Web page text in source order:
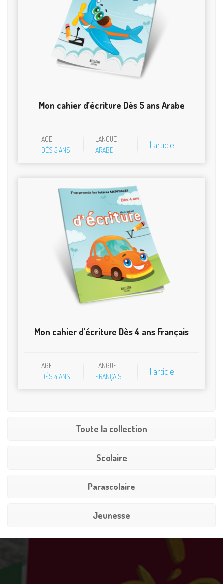
Mon cahier d’écriture Dès 5 ans Arabe
AGE
DÈS 5 ANS
LANGUE
ARABE
1 article
Mon cahier d’écriture Dès 4 ans Français
AGE
DÈS 4 ANS
LANGUE
FRANÇAIS
1 article
Toute la collection
Scolaire
Parascolaire
Jeunesse